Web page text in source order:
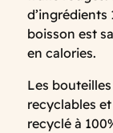
boisson est
en calories.
Les
recyclables
recyclé à